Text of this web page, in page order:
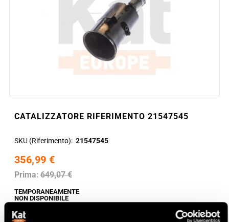
CATALIZZATORE RIFERIMENTO 21547545
SKU (Riferimento) 21547545
356,99 €
Prima: 649,07 €
TEMPORANEAMENTE
NON DISPONIBILE